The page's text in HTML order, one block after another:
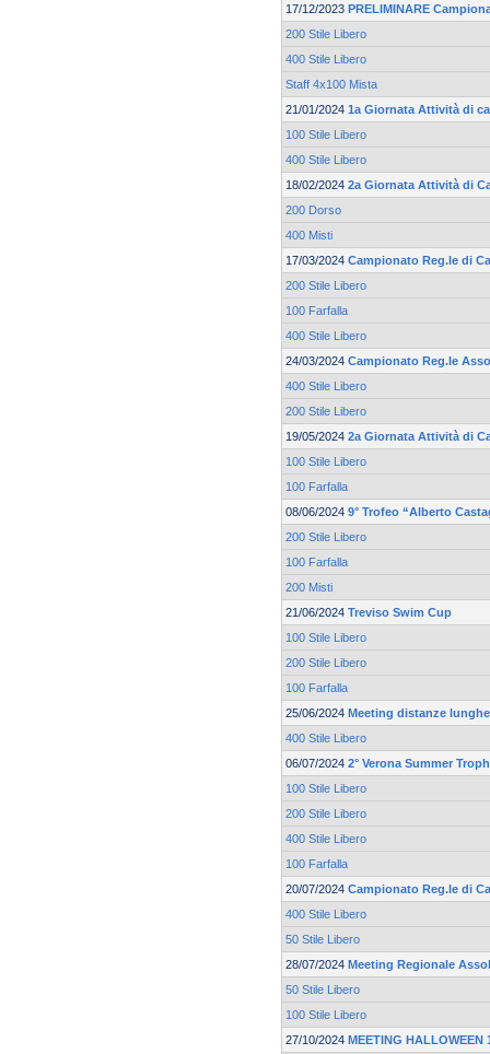
17/12/2023 PRELIMINARE
200 Stile Libero
400 Stile Libero
Staff 4x100 Mista
21/01/2024 1a Giornata Attività di
100 Stile Libero
400 Stile Libero
18/02/2024 2a Giornata Attività di
200 Dorso
400 Misti
17/03/2024 Campionato Reg.le di
200 Stile Libero
100 Farfalla
400 Stile Libero
24/03/2024 Campionato Reg.le
400 Stile Libero
200 Stile Libero
19/05/2024 2a Giornata Attività di
100 Stile Libero
100 Farfalla
08/06/2024 9° Trofeo “Alberto
200 Stile Libero
100 Farfalla
200 Misti
21/06/2024 Treviso Swim Cup
100 Stile Libero
200 Stile Libero
100 Farfalla
25/06/2024 Meeting distanze
400 Stile Libero
06/07/2024 2° Verona Summer
100 Stile Libero
200 Stile Libero
400 Stile Libero
100 Farfalla
20/07/2024 Campionato Reg.le di
400 Stile Libero
50 Stile Libero
28/07/2024 Meeting Regionale
50 Stile Libero
100 Stile Libero
27/10/2024 MEETING HALLOWEEN